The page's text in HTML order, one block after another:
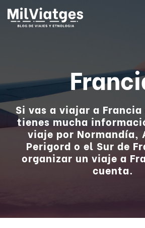
Si vas a viajar a Francia
tienes mucha
viaje por Normandía,
Perigord o el Sur de
organizar un viaje a
cuenta.